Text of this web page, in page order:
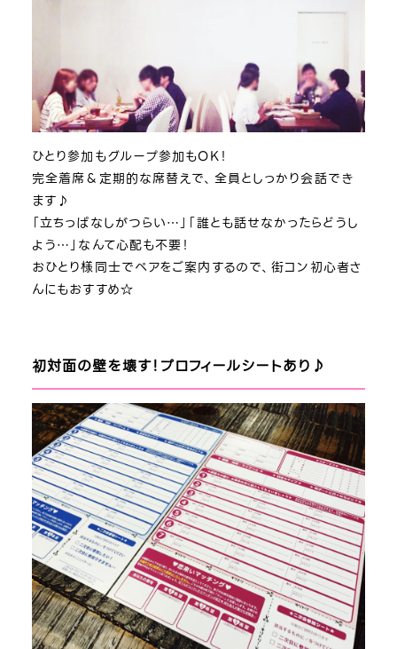
ひとり参加もグループ参加もOK！
完全着席＆定期的な席替えで、全員としっかり会話でき
ます♪
「立ちっぱなしがつらい…」「誰とも話せなかったらどうし
よう…」なんて心配も不要！
おひとり様同士でペアをご案内するので、街コン初心者さ
んにもおすすめ☆
初対面の壁を壊す！プロフィールシートあり♪